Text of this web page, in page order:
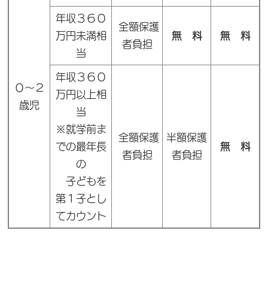
０～２
歳児
年収３６０
万円未満相
当
全額保護
者負担
無 料 無 料
年収３６０
万円以上相
当
※就学前ま
での最年長
の
子どもを
第１子とし
てカウント
全額保護
者負担
半額保護
者負担
無 料